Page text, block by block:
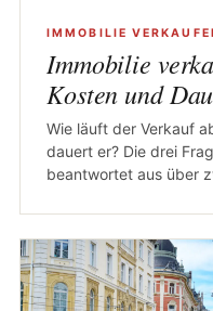
IMMOBILIE
Immobilie
Kosten und
Wie läuft der Verkauf
dauert er? Die drei
beantwortet aus über